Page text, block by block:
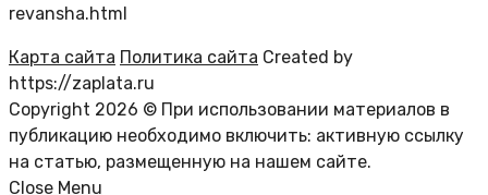
revansha.html
Карта сайта Политика сайта Created by
https://zaplata.ru
Copyright 2026 © При использовании материалов в
публикацию необходимо включить: активную ссылку
на статью, размещенную на нашем сайте.
Close Menu